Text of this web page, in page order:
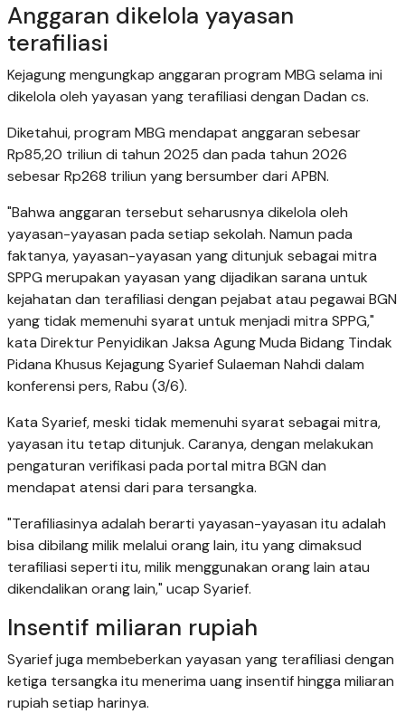
Anggaran dikelola yayasan
terafiliasi
Kejagung mengungkap anggaran program MBG selama ini
dikelola oleh yayasan yang terafiliasi dengan Dadan cs.
Diketahui, program MBG mendapat anggaran sebesar
Rp85,20 triliun di tahun 2025 dan pada tahun 2026
sebesar Rp268 triliun yang bersumber dari APBN.
"Bahwa anggaran tersebut seharusnya dikelola oleh
yayasan-yayasan pada setiap sekolah. Namun pada
faktanya, yayasan-yayasan yang ditunjuk sebagai mitra
SPPG merupakan yayasan yang dijadikan sarana untuk
kejahatan dan terafiliasi dengan pejabat atau pegawai BGN
yang tidak memenuhi syarat untuk menjadi mitra SPPG,"
kata Direktur Penyidikan Jaksa Agung Muda Bidang Tindak
Pidana Khusus Kejagung Syarief Sulaeman Nahdi dalam
konferensi pers, Rabu (3/6).
Kata Syarief, meski tidak memenuhi syarat sebagai mitra,
yayasan itu tetap ditunjuk. Caranya, dengan melakukan
pengaturan verifikasi pada portal mitra BGN dan
mendapat atensi dari para tersangka.
"Terafiliasinya adalah berarti yayasan-yayasan itu adalah
bisa dibilang milik melalui orang lain, itu yang dimaksud
terafiliasi seperti itu, milik menggunakan orang lain atau
dikendalikan orang lain," ucap Syarief.
Insentif miliaran rupiah
Syarief juga membeberkan yayasan yang terafiliasi dengan
ketiga tersangka itu menerima uang insentif hingga miliaran
rupiah setiap harinya.